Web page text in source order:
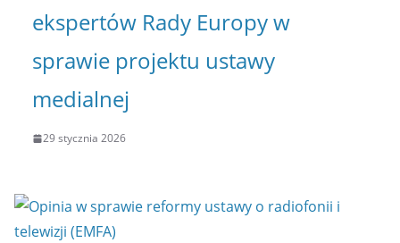
ekspertów Rady Europy w
sprawie projektu ustawy
medialnej
29 stycznia 2026